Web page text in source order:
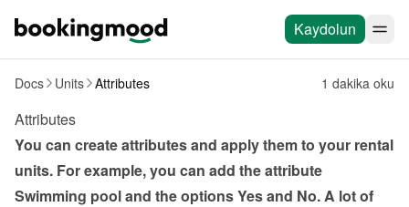
Kaydolun
Docs Units Attributes 1 dakika oku
Attributes
You can create attributes and apply them to your rental
units. For example, you can add the attribute
Swimming pool and the options Yes and No. A lot of